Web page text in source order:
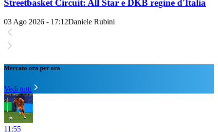
Streetbasket Circuit: All Star e DKB regine d'Italia
03 Ago 2026 - 17:12Daniele Rubini
Mercato ora per ora
Vedi tutti
11:55